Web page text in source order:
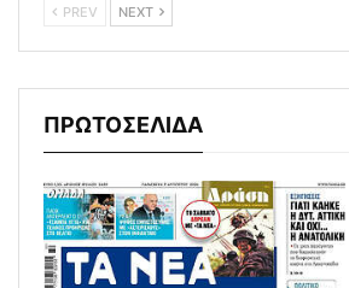
PREV NEXT
ΠΡΩΤΟΣΕΛΙΔΑ